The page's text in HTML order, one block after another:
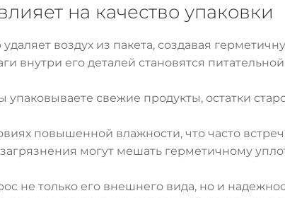
на качество упаковки
воздух из пакета, создавая
внутри его деталей становятся
упаковываете свежие продукты, остатки
повышенной влажности, что часто
могут мешать герметичному
не только его внешнего вида, но и